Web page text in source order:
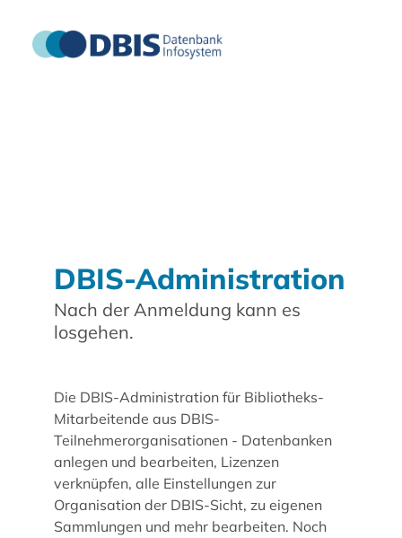
DBIS-Administration
Nach der Anmeldung kann es
losgehen.
Die DBIS-Administration für Bibliotheks-
Mitarbeitende aus DBIS-
Teilnehmerorganisationen - Datenbanken
anlegen und bearbeiten, Lizenzen
verknüpfen, alle Einstellungen zur
Organisation der DBIS-Sicht, zu eigenen
Sammlungen und mehr bearbeiten. Noch